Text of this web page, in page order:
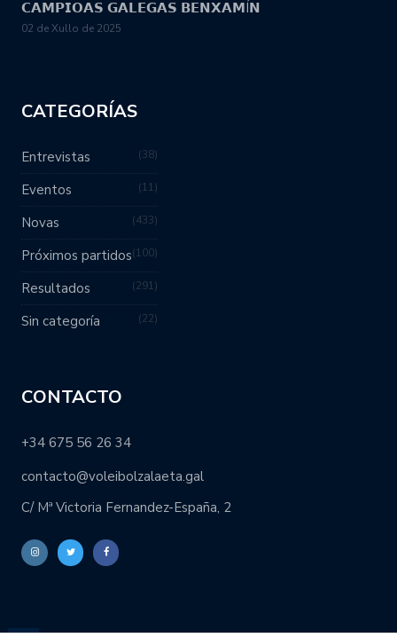
𝗖𝗔𝗠𝗣𝗜𝗢𝗔𝗦 𝗚𝗔𝗟𝗘𝗚𝗔𝗦 𝗕𝗘𝗡𝗫𝗔𝗠Í𝗡
02 de Xullo de 2025
CATEGORÍAS
Entrevistas 38
Eventos 11
Novas 433
Próximos partidos 100
Resultados 291
Sin categoría 22
CONTACTO
+34 675 56 26 34
contacto@voleibolzalaeta.gal
C/ Mª Victoria Fernandez-España, 2